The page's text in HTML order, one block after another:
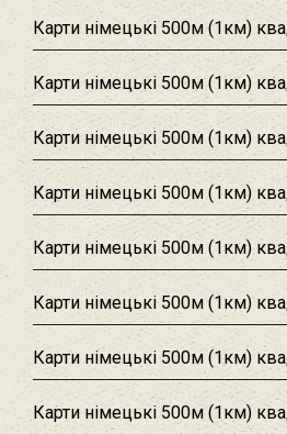
Карти німецькі 500м (1км)
Карти німецькі 500м (1км)
Карти німецькі 500м (1км)
Карти німецькі 500м (1км)
Карти німецькі 500м (1км)
Карти німецькі 500м (1км)
Карти німецькі 500м (1км)
Карти німецькі 500м (1км)